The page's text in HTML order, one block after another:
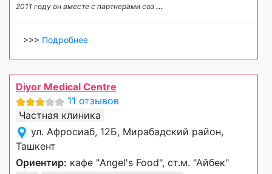
2011 году он вместе с партнерами соз ...
>>> Подробнее
Diyor Medical Centre
11 отзывов
Частная клиника
ул. Афросиаб, 12Б, Мирабадский район,
Ташкент
Ориентир: кафе "Angel's Food", ст.м. "Айбек"